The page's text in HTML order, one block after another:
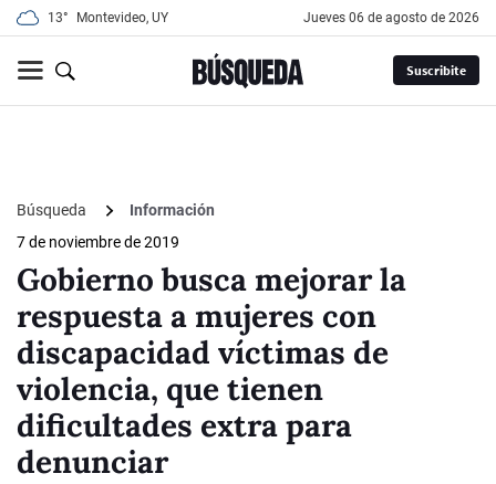
13° Montevideo, UY jueves 06 de agosto de 2026
Suscribite
Búsqueda
Información
7 de noviembre de 2019
Gobierno busca mejorar la
respuesta a mujeres con
discapacidad víctimas de
violencia, que tienen
dificultades extra para
denunciar